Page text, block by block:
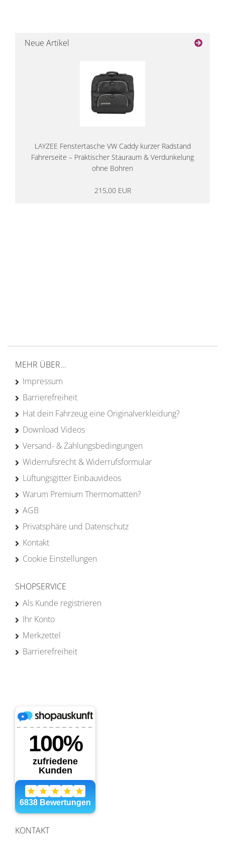
Neue Artikel
LAYZEE Fenstertasche VW Caddy kurzer Radstand
Fahrerseite – Praktischer Stauraum & Verdunkelung
ohne Bohren
215,00 EUR
MEHR ÜBER...
Impressum
Barrierefreiheit
Hat dein Fahrzeug eine Originalverkleidung?
Download Videos
Versand- & Zahlungsbedingungen
Widerrufsrecht & Widerrufsformular
Lüftungsgitter Einbauvideos
Warum Premium Thermomatten?
AGB
Privatsphäre und Datenschutz
Kontakt
Cookie Einstellungen
SHOPSERVICE
Als Kunde registrieren
Ihr Konto
Merkzettel
Barrierefreiheit
KONTAKT